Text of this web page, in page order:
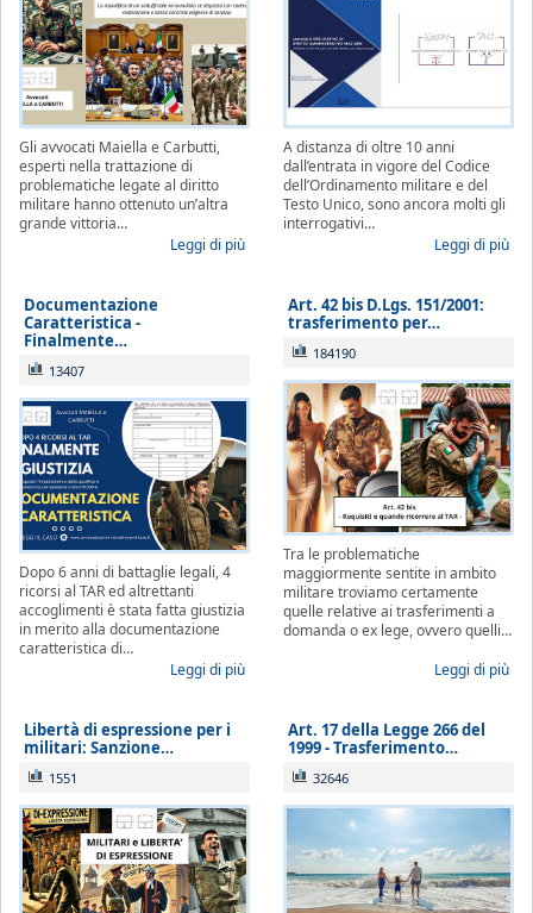
Gli avvocati Maiella e Carbutti,
esperti nella trattazione di
problematiche legate al diritto
militare hanno ottenuto un’altra
grande vittoria…
Leggi di più
A distanza di oltre 10 anni
dall’entrata in vigore del Codice
dell’Ordinamento militare e del
Testo Unico, sono ancora molti gli
interrogativi…
Leggi di più
Documentazione
Caratteristica -
Finalmente…
13407
Dopo 6 anni di battaglie legali, 4
ricorsi al TAR ed altrettanti
accoglimenti è stata fatta giustizia
in merito alla documentazione
caratteristica di…
Leggi di più
Art. 42 bis D.Lgs. 151/2001:
trasferimento per…
184190
Tra le problematiche
maggiormente sentite in ambito
militare troviamo certamente
quelle relative ai trasferimenti a
domanda o ex lege, ovvero quelli…
Leggi di più
Libertà di espressione per i
militari: Sanzione…
1551
Art. 17 della Legge 266 del
1999 - Trasferimento…
32646